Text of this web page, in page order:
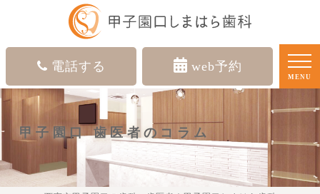
電話する web予約
MENU
甲子園口 歯医者のコラム